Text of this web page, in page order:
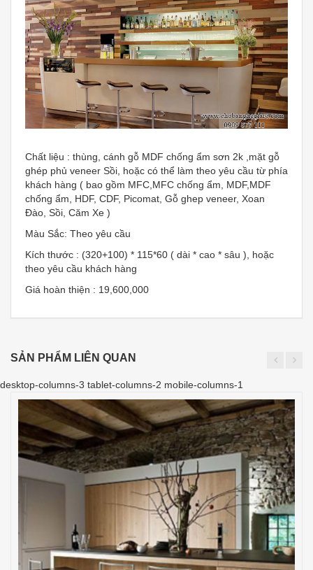
Chất liệu : thùng, cánh gỗ MDF chống ẩm sơn 2k ,mặt gỗ
ghép phủ veneer Sồi, hoặc có thể làm theo yêu cầu từ phía
khách hàng ( bao gồm MFC,MFC chống ẩm, MDF,MDF
chống ẩm, HDF, CDF, Picomat, Gỗ ghep veneer, Xoan
Đào, Sồi, Căm Xe )
Màu Sắc: Theo yêu cầu
Kích thước : (320+100) * 115*60 ( dài * cao * sâu ), hoặc
theo yêu cầu khách hàng
Giá hoàn thiện : 19,600,000
SẢN PHẨM LIÊN QUAN
desktop-columns-3 tablet-columns-2 mobile-columns-1